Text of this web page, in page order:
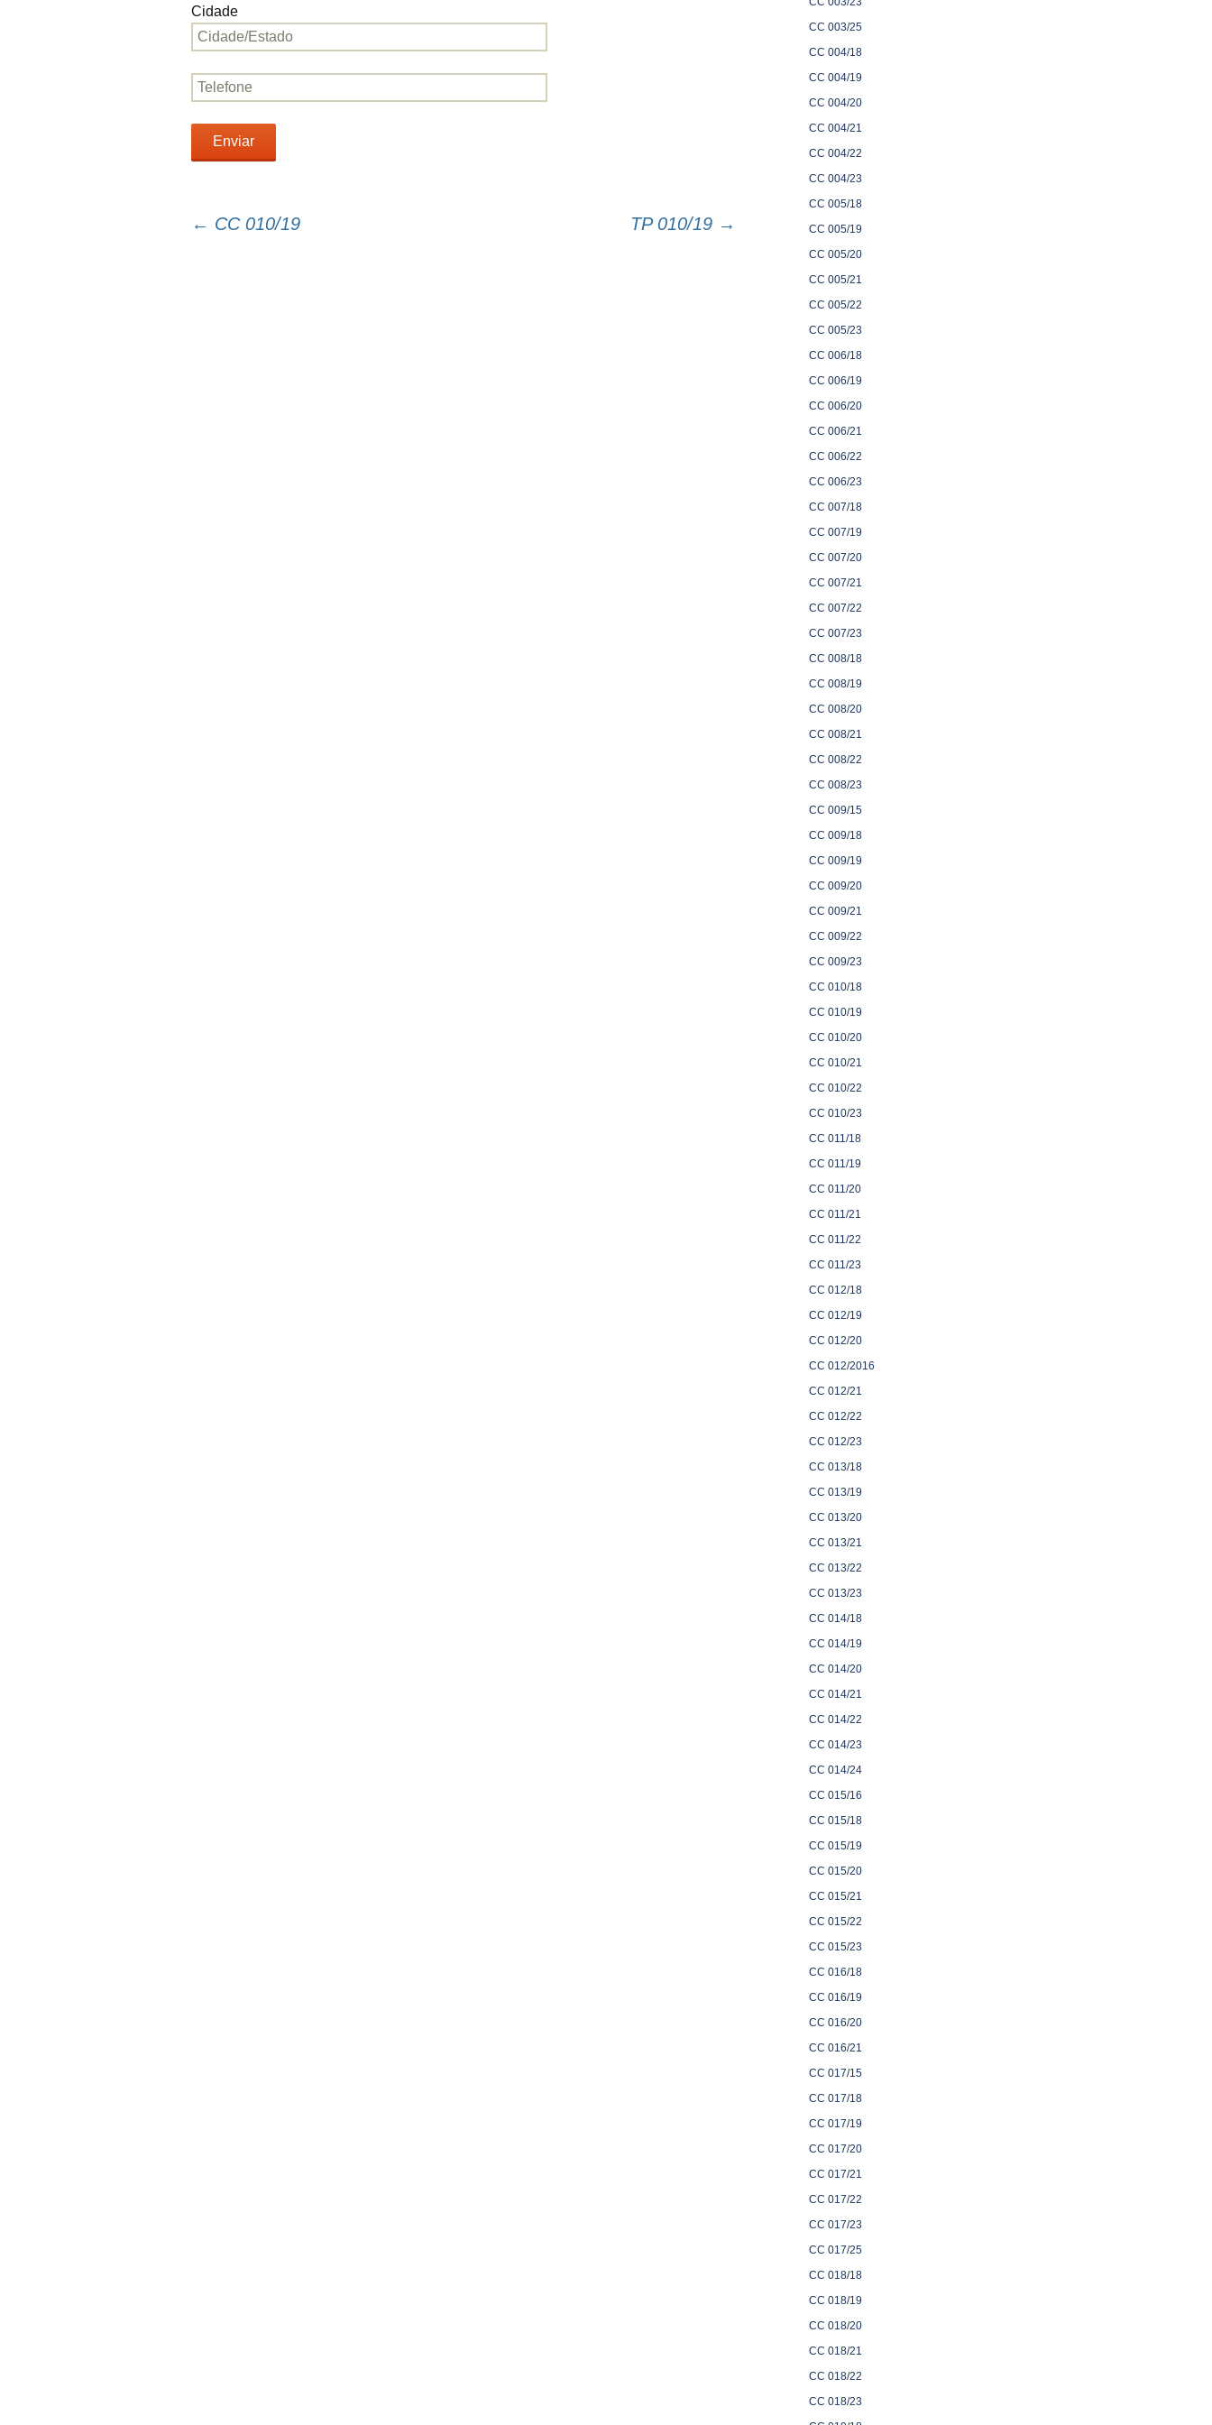
Cidade
← CC 010/19 TP 010/19 →
CC 003/25
CC 004/18
CC 004/19
CC 004/20
CC 004/21
CC 004/22
CC 004/23
CC 005/18
CC 005/19
CC 005/20
CC 005/21
CC 005/22
CC 005/23
CC 006/18
CC 006/19
CC 006/20
CC 006/21
CC 006/22
CC 006/23
CC 007/18
CC 007/19
CC 007/20
CC 007/21
CC 007/22
CC 007/23
CC 008/18
CC 008/19
CC 008/20
CC 008/21
CC 008/22
CC 008/23
CC 009/15
CC 009/18
CC 009/19
CC 009/20
CC 009/21
CC 009/22
CC 009/23
CC 010/18
CC 010/19
CC 010/20
CC 010/21
CC 010/22
CC 010/23
CC 011/18
CC 011/19
CC 011/20
CC 011/21
CC 011/22
CC 011/23
CC 012/18
CC 012/19
CC 012/20
CC 012/2016
CC 012/21
CC 012/22
CC 012/23
CC 013/18
CC 013/19
CC 013/20
CC 013/21
CC 013/22
CC 013/23
CC 014/18
CC 014/19
CC 014/20
CC 014/21
CC 014/22
CC 014/23
CC 014/24
CC 015/16
CC 015/18
CC 015/19
CC 015/20
CC 015/21
CC 015/22
CC 015/23
CC 016/18
CC 016/19
CC 016/20
CC 016/21
CC 017/15
CC 017/18
CC 017/19
CC 017/20
CC 017/21
CC 017/22
CC 017/23
CC 017/25
CC 018/18
CC 018/19
CC 018/20
CC 018/21
CC 018/22
CC 018/23